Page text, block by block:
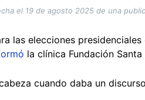
el 19 de agosto 2025 de una
las elecciones presidenciales
la clínica Fundación
cuando daba un